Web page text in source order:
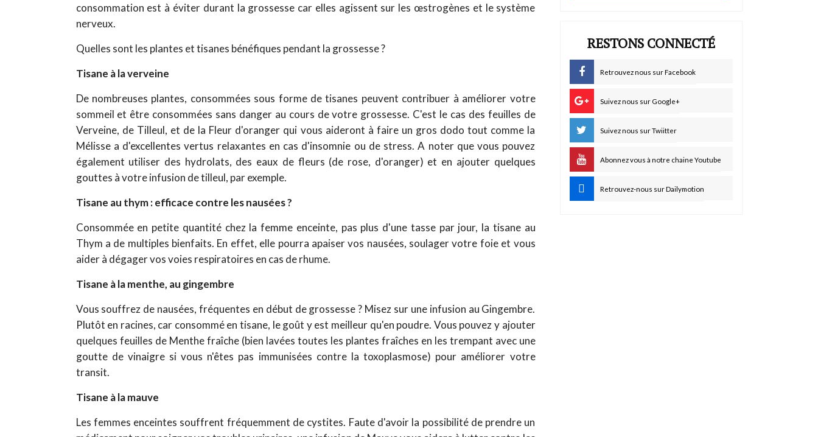
consommation est à éviter durant la grossesse car elles agissent sur les œstrogènes et le système
nerveux.
Quelles sont les plantes et tisanes bénéfiques pendant la grossesse ?
Tisane à la verveine
De nombreuses plantes, consommées sous forme de tisanes peuvent contribuer à améliorer votre
sommeil et être consommées sans danger au cours de votre grossesse. C'est le cas des feuilles de
Verveine, de Tilleul, et de la Fleur d'oranger qui vous aideront à faire un gros dodo tout comme la
Mélisse a d'excellentes vertus relaxantes en cas d'insomnie ou de stress. A noter que vous pouvez
également utiliser des hydrolats, des eaux de fleurs (de rose, d'oranger) et en ajouter quelques
gouttes à votre infusion de tilleul, par exemple.
Tisane au thym : efficace contre les nausées ?
Consommée en petite quantité chez la femme enceinte, pas plus d'une tasse par jour, la tisane au
Thym a de multiples bienfaits. En effet, elle pourra apaiser vos nausées, soulager votre foie et vous
aider à dégager vos voies respiratoires en cas de rhume.
Tisane à la menthe, au gingembre
Vous souffrez de nausées, fréquentes en début de grossesse ? Misez sur une infusion au Gingembre.
Plutôt en racines, car consommé en tisane, le goût y est meilleur qu'en poudre. Vous pouvez y ajouter
quelques feuilles de Menthe fraîche (bien lavées toutes les plantes fraîches en les trempant avec une
goutte de vinaigre si vous n'êtes pas immunisées contre la toxoplasmose) pour améliorer votre
transit.
Tisane à la mauve
Les femmes enceintes souffrent fréquemment de cystites. Faute d'avoir la possibilité de prendre un
RESTONS CONNECTÉ
Retrouvez nous sur Facebook
Suivez nous sur Google+
Suivez nous sur Twiitter
Abonnez vous à notre chaine Youtube
Retrouvez-nous sur Dailymotion